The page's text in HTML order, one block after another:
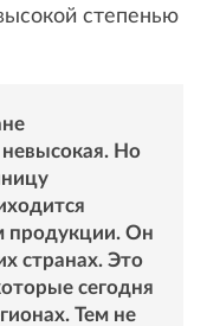
степенью
невысокая. Но
продукции. Он
странах. Это
сегодня
Тем не